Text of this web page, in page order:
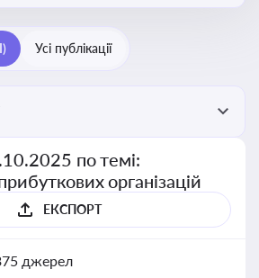
Усі публікації
по темі:
організацій
ЕКСПОРТ
джерел